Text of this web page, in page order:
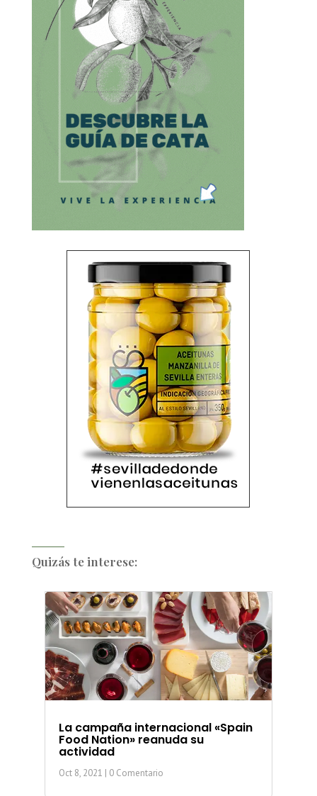
Quizás te interese:
La campaña internacional «Spain
Food Nation» reanuda su
actividad
Oct 8, 2021 | 0 Comentario